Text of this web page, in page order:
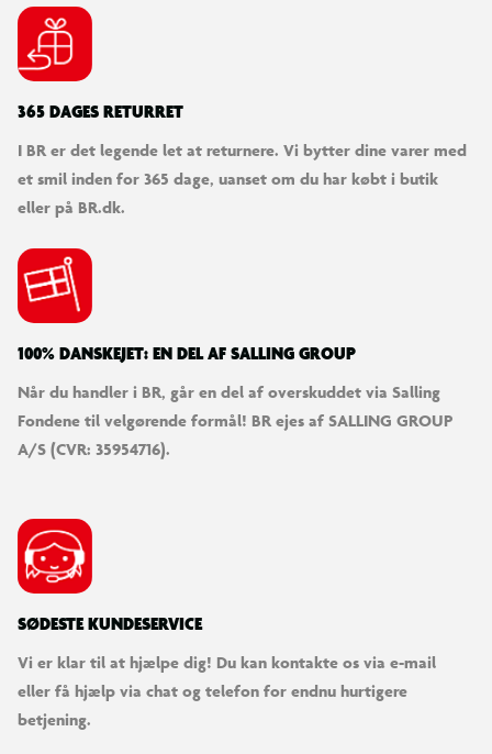
365 DAGES RETURRET
I BR er det legende let at returnere. Vi bytter dine varer med
et smil inden for 365 dage, uanset om du har købt i butik
eller på BR.dk.
100% DANSKEJET: EN DEL AF SALLING GROUP
Når du handler i BR, går en del af overskuddet via Salling
Fondene til velgørende formål! BR ejes af SALLING GROUP
A/S (CVR: 35954716).
SØDESTE KUNDESERVICE
Vi er klar til at hjælpe dig! Du kan kontakte os via e-mail
eller få hjælp via chat og telefon for endnu hurtigere
betjening.